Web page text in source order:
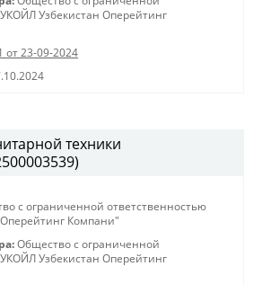
Узбекистан Оперейтинг
от 23-09-2024
техники
с ограниченной ответственностью
Компани"
Общество с ограниченной
Узбекистан Оперейтинг